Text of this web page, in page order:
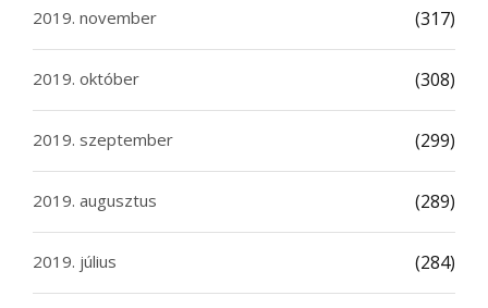
2019. november (317)
2019. október (308)
2019. szeptember (299)
2019. augusztus (289)
2019. július (284)